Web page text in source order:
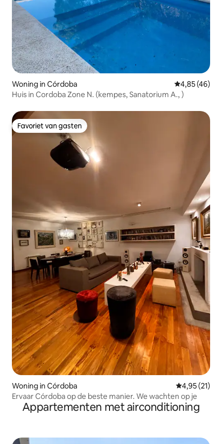
Woning in Córdoba Gemiddelde
4,85 (46)
Huis in Cordoba Zone N. (kempes, Sanatorium A., )
Favoriet van gasten
Favoriet van gasten
Woning in Córdoba Gemiddelde
4,95 (21)
Ervaar Córdoba op de beste manier. We wachten op je
Appartementen met airconditioning